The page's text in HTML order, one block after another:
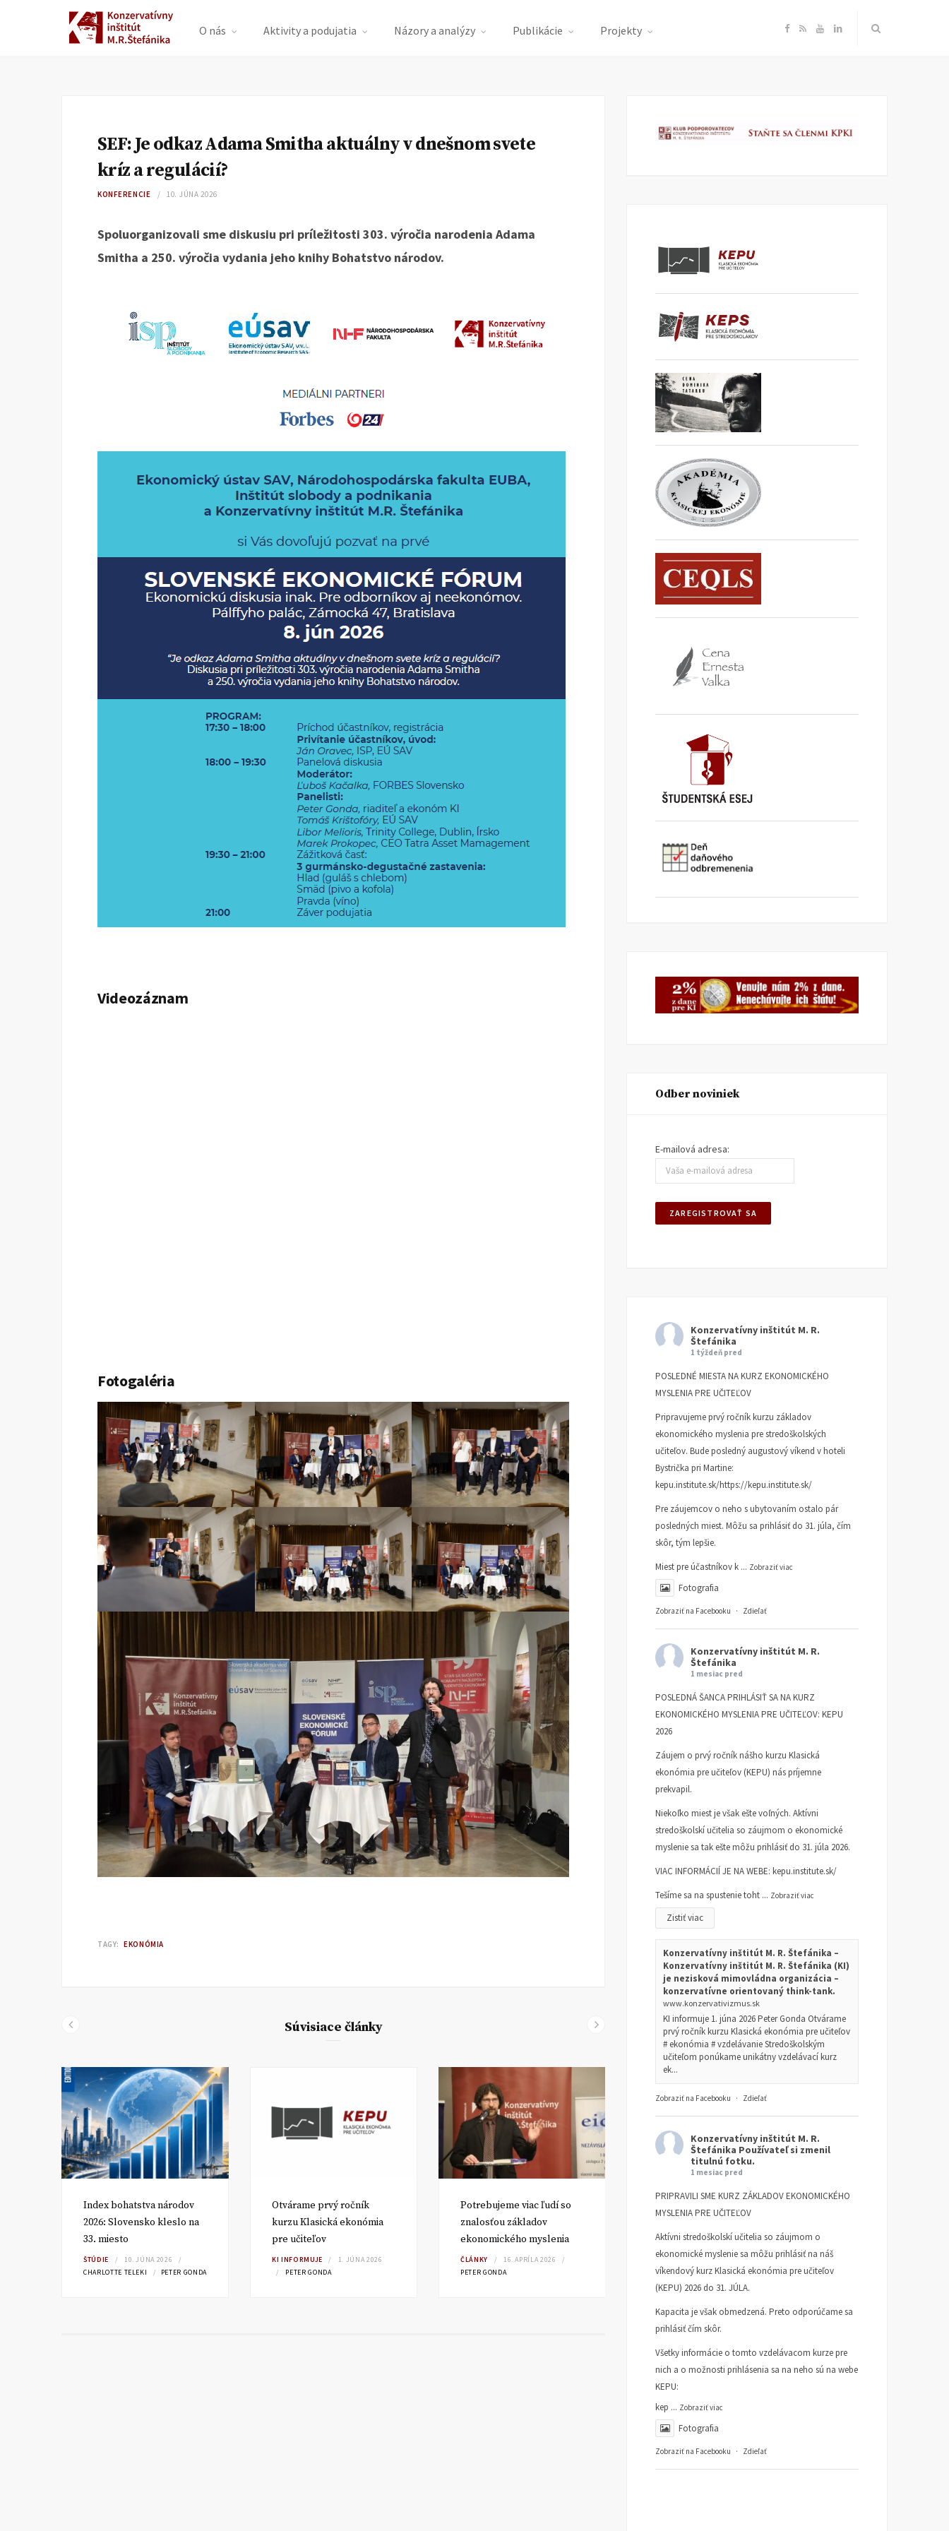
O nás Aktivity a podujatia Názory a analýzy Publikácie Projekty F
e
R Y
T
L
k
SEF: Je odkaz Adama Smitha aktuálny v dnešnom svete
kríz a regulácií?
KONFERENCIE 10. JÚNA 2026
Spoluorganizovali sme diskusiu pri príležitosti 303. výročia narodenia Adama
Smitha a 250. výročia vydania jeho knihy Bohatstvo národov.
Videozáznam
Fotogaléria
TAGY: EKONÓMIA
Súvisiace články
Index bohatstva národov
2026: Slovensko kleslo na
33. miesto
ŠTÚDIE
10. JÚNA 2026
CHARLOTTE TELEKI
PETER GONDA
Otvárame prvý ročník
kurzu Klasická ekonómia
pre učiteľov
KI INFORMUJE
1. JÚNA 2026
PETER GONDA
Potrebujeme viac ľudí so
znalosťou základov
ekonomického myslenia
ČLÁNKY
16. APRÍLA 2026
PETER GONDA
Morálna autorita roku 1776
DANIEL KLEIN
Odber noviniek
E-mailová adresa:
Konzervatívny inštitút M. R.
Štefánika
1 týždeň pred
POSLEDNÉ MIESTA NA KURZ EKONOMICKÉHO
MYSLENIA PRE UČITEĽOV
Pripravujeme prvý ročník kurzu základov
ekonomického myslenia pre stredoškolských
učiteľov. Bude posledný augustový víkend v hoteli
Bystrička pri Martine:
kepu.institute.sk/https://kepu.institute.sk/
Pre záujemcov o neho s ubytovaním ostalo pár
posledných miest. Môžu sa prihlásiť do 31. júla, čím
skôr, tým lepšie.
Miest pre účastníkov k ... Zobraziť viac
Fotografia
Zobraziť na Facebooku · Zdieľať
Konzervatívny inštitút M. R.
Štefánika
1 mesiac pred
POSLEDNÁ ŠANCA PRIHLÁSIŤ SA NA KURZ
EKONOMICKÉHO MYSLENIA PRE UČITEĽOV: KEPU
2026
Záujem o prvý ročník nášho kurzu Klasická
ekonómia pre učiteľov (KEPU) nás príjemne
prekvapil.
Niekoľko miest je však ešte voľných. Aktívni
stredoškolskí učitelia so záujmom o ekonomické
myslenie sa tak ešte môžu prihlásiť do 31. júla 2026.
VIAC INFORMÁCIÍ JE NA WEBE: kepu.institute.sk/
Tešíme sa na spustenie toht ... Zobraziť viac
Zistiť viac
Konzervatívny inštitút M. R. Štefánika –
Konzervatívny inštitút M. R. Štefánika (KI)
je nezisková mimovládna organizácia –
konzervatívne orientovaný think-tank.
www.konzervativizmus.sk
KI informuje 1. júna 2026 Peter Gonda Otvárame
prvý ročník kurzu Klasická ekonómia pre učiteľov
# ekonómia # vzdelávanie Stredoškolským
učiteľom ponúkame unikátny vzdelávací kurz
ek...
Zobraziť na Facebooku · Zdieľať
Konzervatívny inštitút M. R.
Štefánika Používateľ si zmenil
titulnú fotku.
1 mesiac pred
PRIPRAVILI SME KURZ ZÁKLADOV EKONOMICKÉHO
MYSLENIA PRE UČITEĽOV
Aktívni stredoškolskí učitelia so záujmom o
ekonomické myslenie sa môžu prihlásiť na náš
víkendový kurz Klasická ekonómia pre učiteľov
(KEPU) 2026 do 31. JÚLA.
Kapacita je však obmedzená. Preto odporúčame sa
prihlásiť čím skôr.
Všetky informácie o tomto vzdelávacom kurze pre
nich a o možnosti prihlásenia sa na neho sú na webe
KEPU:
kep ... Zobraziť viac
Fotografia
Zobraziť na Facebooku · Zdieľať